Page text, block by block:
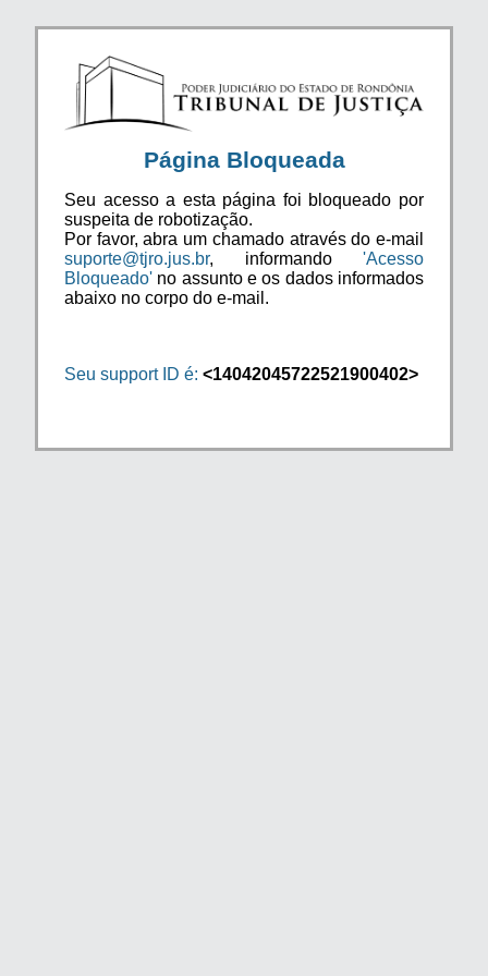
Página Bloqueada
Seu acesso a esta página foi bloqueado por
suspeita de robotização.
Por favor, abra um chamado através do e-mail
suporte@tjro.jus.br, informando 'Acesso
Bloqueado' no assunto e os dados informados
abaixo no corpo do e-mail.
Seu support ID é: <14042045722521900402>